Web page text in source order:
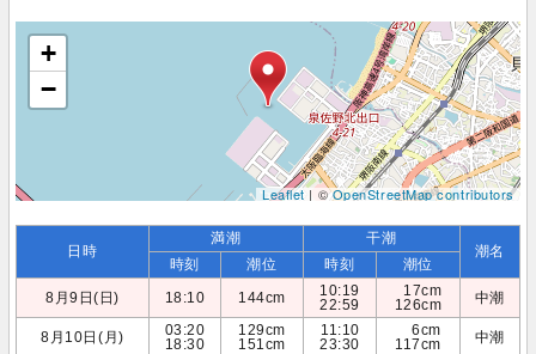
+
−
Leaflet| ©OpenStreetMap contributors
日時
満潮 干潮
潮名
時刻 潮位 時刻
潮位
8月9日(日)
18:10 144cm
10:19
22:59
17cm
126cm
中潮
8月10日(月)
03:20
18:30
129cm
151cm
11:10
23:30
6cm
117cm
中潮